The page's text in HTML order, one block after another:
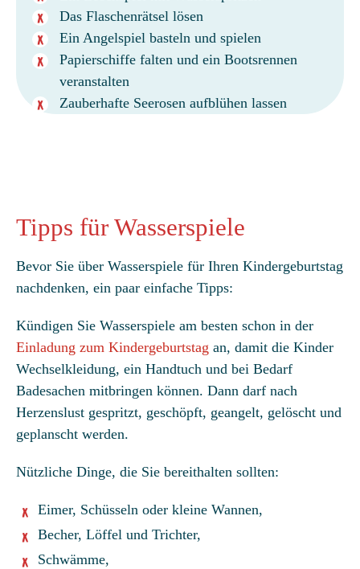
Das Flaschenrätsel lösen
Ein Angelspiel basteln und spielen
Papierschiffe falten und ein Bootsrennen
veranstalten
Zauberhafte Seerosen aufblühen lassen
Tipps für Wasserspiele
Bevor Sie über Wasserspiele für Ihren Kindergeburtstag
nachdenken, ein paar einfache Tipps:
Kündigen Sie Wasserspiele am besten schon in der
Einladung zum Kindergeburtstag an, damit die Kinder
Wechselkleidung, ein Handtuch und bei Bedarf
Badesachen mitbringen können. Dann darf nach
Herzenslust gespritzt, geschöpft, geangelt, gelöscht und
geplanscht werden.
Nützliche Dinge, die Sie bereithalten sollten:
Eimer, Schüsseln oder kleine Wannen,
Becher, Löffel und Trichter,
Schwämme,